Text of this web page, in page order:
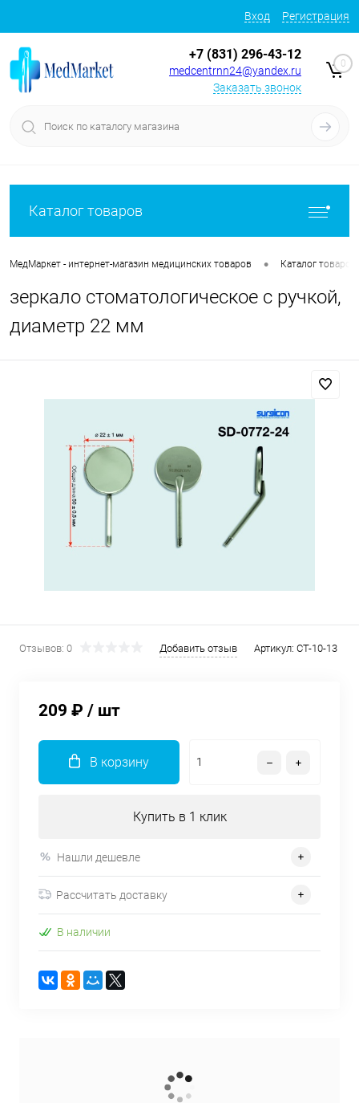
Вход Регистрация
+7 (831) 296-43-12
medcentrnn24@yandex.ru
Заказать звонок
0
Каталог товаров
МедМаркет - интернет-магазин медицинских товаров • Каталог товаров
зеркало стоматологическое с ручкой,
диаметр 22 мм
Отзывов: 0 Добавить отзыв Артикул: СТ-10-13
209 ₽ / шт
В корзину
Купить в 1 клик
Нашли дешевле
Рассчитать доставку
В наличии